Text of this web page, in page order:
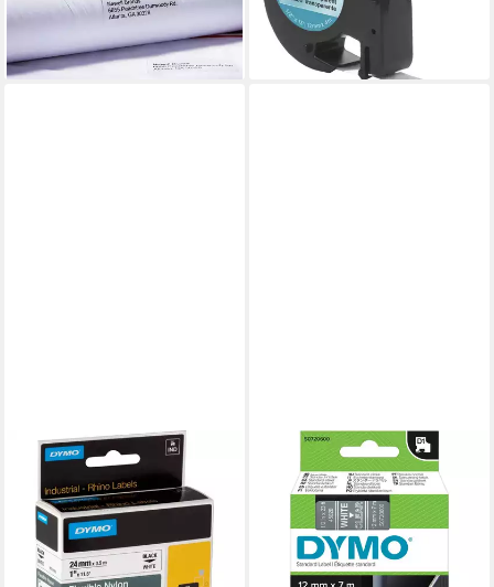
Weiß
lieferbar - in 2-3 Werktagen bei dir
DYMO
Etiketten Dymo Rhino IND
ORIGINAL Schriftband
Flexibles
ab 38,44 €
lieferbar - in 3-4 Werktagen bei dir